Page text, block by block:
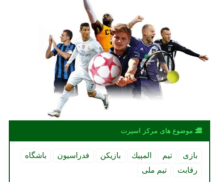
موضوع های مركز اسپرت
بازی تیم المپیك بازیكن فدراسیون
باشگاه
رقابت
تیم ملی